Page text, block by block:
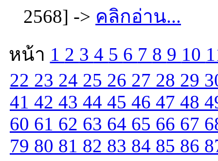
2568] -> คลิกอ่าน...
หน้า 1 2 3 4 5 6 7 8 9 10
22 23 24 25 26 27 28 29
41 42 43 44 45 46 47 48
60 61 62 63 64 65 66 67
79 80 81 82 83 84 85 86